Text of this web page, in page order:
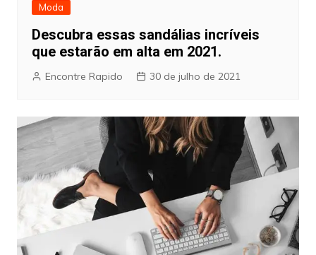
Moda
Descubra essas sandálias incríveis
que estarão em alta em 2021.
Encontre Rapido 30 de julho de 2021